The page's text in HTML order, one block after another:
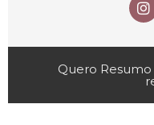
Quero